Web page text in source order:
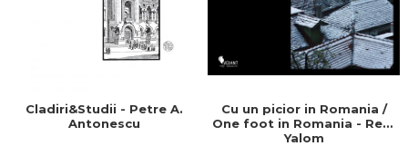
Cladiri&Studii - Petre A.
Antonescu
Cu un picior in Romania /
One foot in Romania - Reid
Yalom